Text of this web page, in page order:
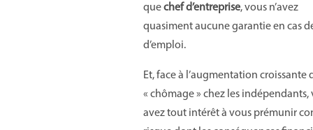
quechef d’entreprise, vous n’avez
quasiment aucune garantie en cas
d’emploi.
Et, face à l’augmentation croissante
« chômage » chez les indépendants,
avez tout intérêt à vous prémunir